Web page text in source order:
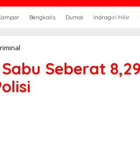
Bengkalis Dumai Indragiri Hilir
Seberat
8,29
Gram
“Keok”
Seberat